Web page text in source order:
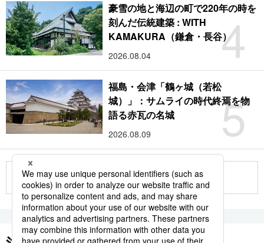
4
豪雪の地と海辺の町で220年の時を
刻んだ伝統建築 : WITH
KAMAKURA（鎌倉・長谷）
2026.08.04
5
福島・会津「鶴ヶ城（若松
城）」：サムライの時代終焉を物
語る赤瓦の名城
2026.08.09
もっと見る